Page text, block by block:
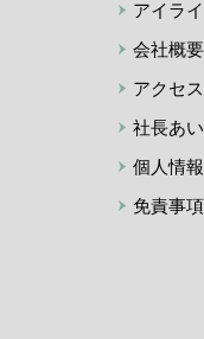
アイラ
会社概要
アクセス
社長あ
個人情
免責事項